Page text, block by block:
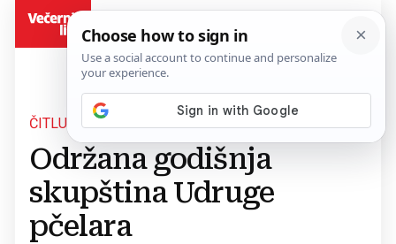
ČITLUK
Održana godišnja
skupština Udruge
pčelara